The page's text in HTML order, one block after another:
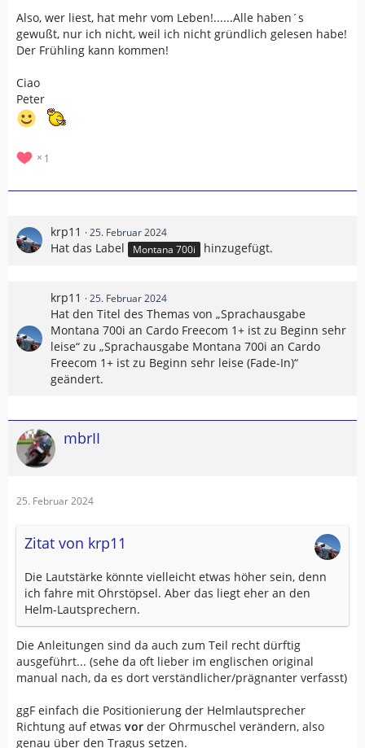
Also, wer liest, hat mehr vom Leben!......Alle haben´s
gewußt, nur ich nicht, weil ich nicht gründlich gelesen habe!
Der Frühling kann kommen!
Ciao
Peter
1
krp11 25. Februar 2024
Hat das Label Montana 700i hinzugefügt.
krp11 25. Februar 2024
Hat den Titel des Themas von „Sprachausgabe
Montana 700i an Cardo Freecom 1+ ist zu Beginn sehr
leise“ zu „Sprachausgabe Montana 700i an Cardo
Freecom 1+ ist zu Beginn sehr leise (Fade-In)“
geändert.
mbrII
25. Februar 2024
Zitat von krp11
Die Lautstärke könnte vielleicht etwas höher sein, denn
ich fahre mit Ohrstöpsel. Aber das liegt eher an den
Helm-Lautsprechern.
Die Anleitungen sind da auch zum Teil recht dürftig
ausgeführt... (sehe da oft lieber im englischen original
manual nach, da es dort verständlicher/prägnanter verfasst)
ggF einfach die Positionierung der Helmlautsprecher
Richtung auf etwas vor der Ohrmuschel verändern, also
genau über den Tragus setzen.